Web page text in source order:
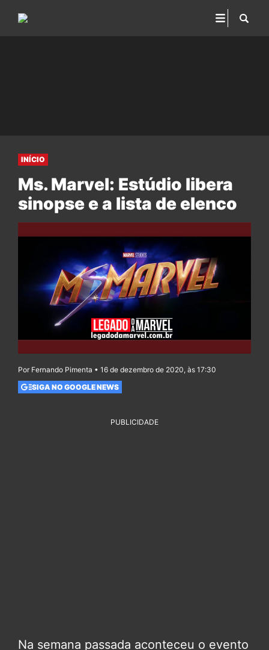
INÍCIO
Ms. Marvel: Estúdio libera
sinopse e a lista de elenco
Por Fernando Pimenta • 16 de dezembro de 2020, às 17:30
SIGA NO GOOGLE NEWS
PUBLICIDADE
Na semana passada aconteceu o evento